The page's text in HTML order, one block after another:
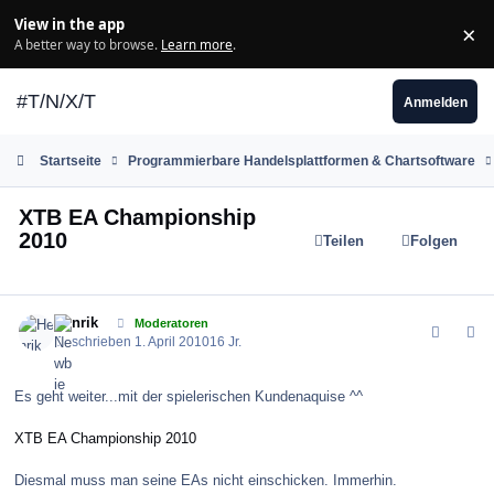
View in the app
A better way to browse. Learn more. ×
#T/N/X/T Anmelden
Startseite Programmierbare Handelsplattformen & Chartsoftware
XTB EA Championship
2010
Teilen Folgen
Henrik Moderatoren
Geschrieben 1. April 201016 Jr.
Es geht weiter...mit der spielerischen Kundenaquise ^^
XTB EA Championship 2010
Diesmal muss man seine EAs nicht einschicken. Immerhin.